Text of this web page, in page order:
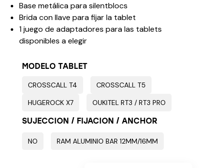
Base metálica para silentblocs
Brida con llave para fijar la tablet
1 juego de adaptadores para las tablets
disponibles a elegir
MODELO TABLET
CROSSCALL T4
CROSSCALL T5
HUGEROCK X7
OUKITEL RT3 / RT3 PRO
SUJECCION / FIJACION / ANCHOR
NO RAM ALUMINIO BAR 12MM/16MM